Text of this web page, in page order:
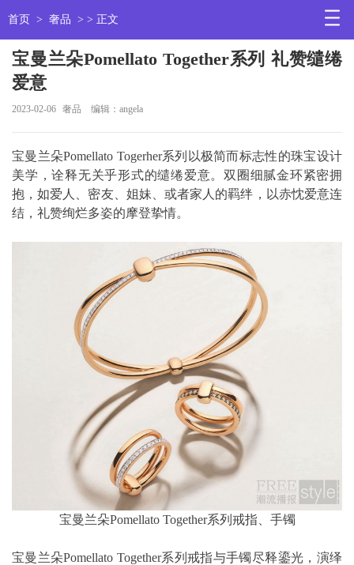
首页 > 奢品 > > 正文
宝曼兰朵Pomellato Together系列 礼赞缱绻
爱意
2023-02-06 奢品 编辑：angela
宝曼兰朵Pomellato Togerher系列以极简而标志性的珠宝设计
美学，诠释无关乎形式的缱绻爱意。双圈细腻金环紧密拥
抱，如爱人、密友、姐妹、或者家人的羁绊，以赤忱爱意连
结，礼赞绚烂多姿的摩登挚情。
宝曼兰朵Pomellato Together系列戒指、手镯
宝曼兰朵Pomellato Together系列戒指与手镯尽释鎏光，演绎